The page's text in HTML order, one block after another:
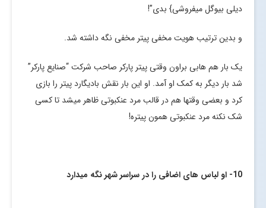
دیلی بیوگل میفروشی} بدی”!
و بدین ترتیب هویت مخفی پیتر مخفی نگه داشته شد.
یک بار هم هابی براون وقتی پیتر پارکر صاحب شرکت “صنایع پارکر”
شد بار دیگر به کمک او آمد. او این بار نقش بادیگارد پیتر را بازی
کرد و بعضی وقتها هم در قالب مرد عنکبوتی ظاهر میشد تا کسی
شک نکنه مرد عنکبوتی همون پیتره!
10- او لباس های اضافی را در سراسر شهر نگه میدارد